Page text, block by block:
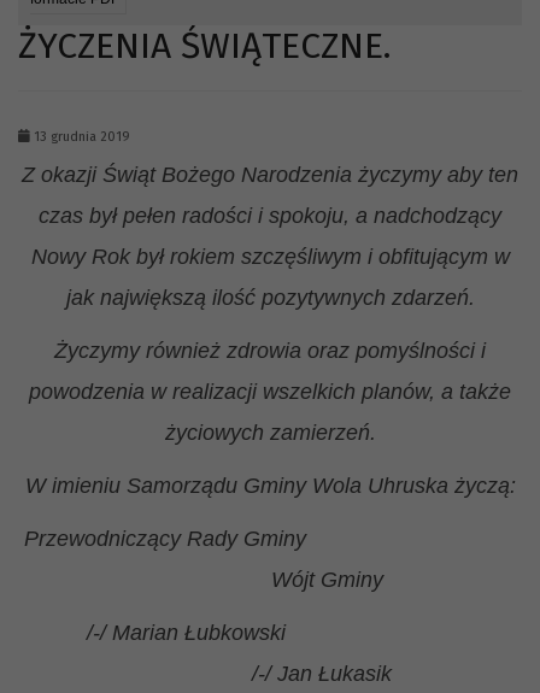
ŻYCZENIA ŚWIĄTECZNE.
13 grudnia 2019
Z okazji Świąt Bożego Narodzenia życzymy aby ten
czas był pełen radości i spokoju, a nadchodzący
Nowy Rok był rokiem szczęśliwym i obfitującym w
jak największą ilość pozytywnych zdarzeń.
Życzymy również zdrowia oraz pomyślności i
powodzenia w realizacji wszelkich planów, a także
życiowych zamierzeń.
W imieniu Samorządu Gminy Wola Uhruska życzą:
Przewodniczący Rady Gminy
Wójt Gminy
/-/ Marian Łubkowski
/-/ Jan Łukasik